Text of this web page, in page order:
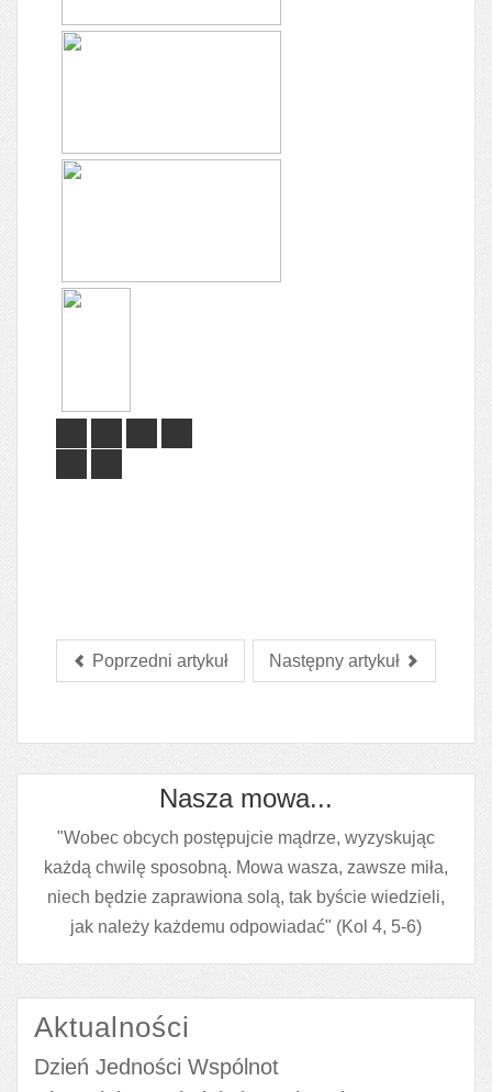
Poprzedni artykuł Następny artykuł
Nasza mowa...
"Wobec obcych postępujcie mądrze, wyzyskując
każdą chwilę sposobną. Mowa wasza, zawsze miła,
niech będzie zaprawiona solą, tak byście wiedzieli,
jak należy każdemu odpowiadać" (Kol 4, 5-6)
Aktualności
Dzień Jedności Wspólnot